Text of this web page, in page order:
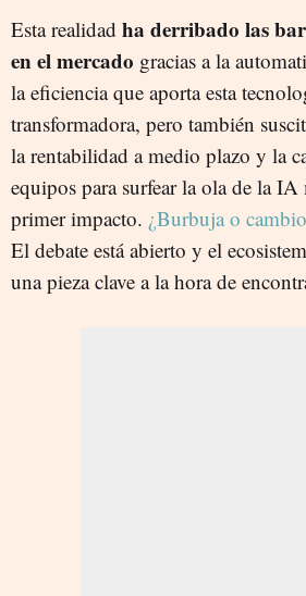
Esta realidad ha derribado las
en el mercado gracias a la
la eficiencia que aporta esta
transformadora, pero también
la rentabilidad a medio plazo y la
equipos para surfear la ola de la IA
primer impacto. ¿Burbuja o
El debate está abierto y el
una pieza clave a la hora de